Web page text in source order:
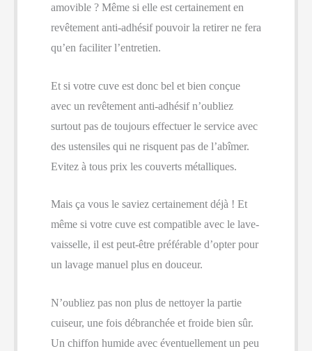
amovible ? Même si elle est certainement en
revêtement anti-adhésif pouvoir la retirer ne fera
qu’en faciliter l’entretien.
Et si votre cuve est donc bel et bien conçue
avec un revêtement anti-adhésif n’oubliez
surtout pas de toujours effectuer le service avec
des ustensiles qui ne risquent pas de l’abîmer.
Evitez à tous prix les couverts métalliques.
Mais ça vous le saviez certainement déjà ! Et
même si votre cuve est compatible avec le lave-
vaisselle, il est peut-être préférable d’opter pour
un lavage manuel plus en douceur.
N’oubliez pas non plus de nettoyer la partie
cuiseur, une fois débranchée et froide bien sûr.
Un chiffon humide avec éventuellement un peu